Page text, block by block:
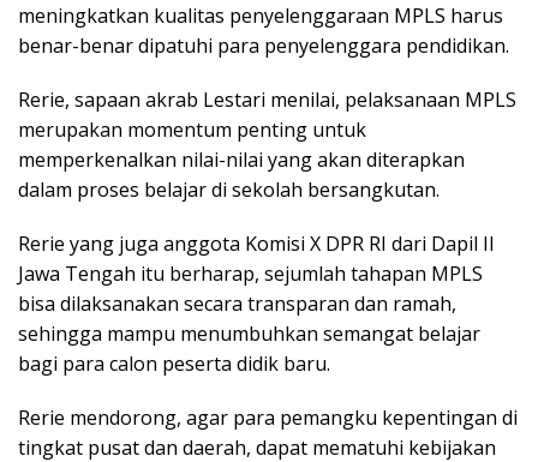
meningkatkan kualitas penyelenggaraan MPLS harus
benar-benar dipatuhi para penyelenggara pendidikan.
Rerie, sapaan akrab Lestari menilai, pelaksanaan MPLS
merupakan momentum penting untuk
memperkenalkan nilai-nilai yang akan diterapkan
dalam proses belajar di sekolah bersangkutan.
Rerie yang juga anggota Komisi X DPR RI dari Dapil II
Jawa Tengah itu berharap, sejumlah tahapan MPLS
bisa dilaksanakan secara transparan dan ramah,
sehingga mampu menumbuhkan semangat belajar
bagi para calon peserta didik baru.
Rerie mendorong, agar para pemangku kepentingan di
tingkat pusat dan daerah, dapat mematuhi kebijakan